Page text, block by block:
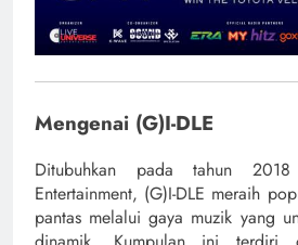
Mengenai (G)I-DLE
Ditubuhkan pada tahun
Entertainment, (G)I-DLE meraih
pantas melalui gaya muzik yang